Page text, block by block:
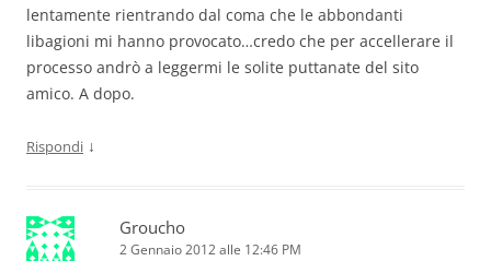
lentamente rientrando dal coma che le abbondanti
libagioni mi hanno provocato…credo che per accellerare il
processo andrò a leggermi le solite puttanate del sito
amico. A dopo.
Rispondi ↓
Groucho
2 Gennaio 2012 alle 12:46 PM